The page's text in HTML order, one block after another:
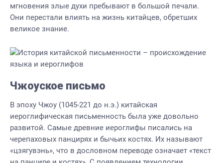
мгновения злые духи пребывают в большой печали.
Они перестали влиять на жизнь китайцев, обретших
великое знание.
Чжоуское письмо
В эпоху Чжоу (1045-221 до н.э.) китайская
иероглифическая письменность была уже довольно
развитой. Самые древние иероглифы писались на
черепаховых панцирях и бычьих костях. Их называют
«цзягувэнь», что в дословном переводе означает «текст